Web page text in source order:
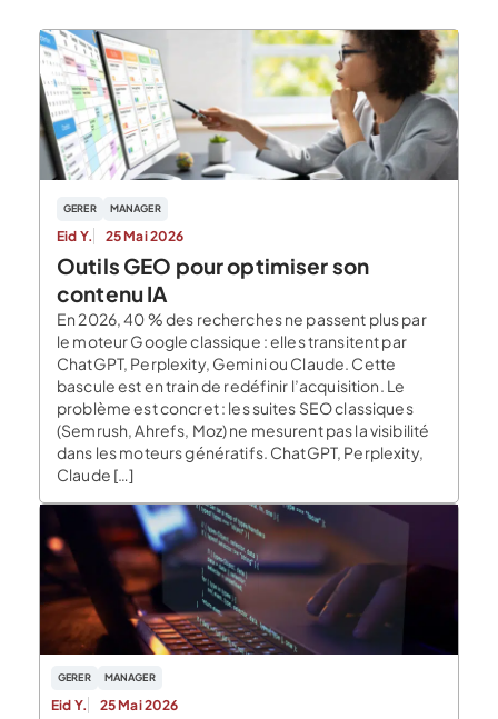
GERER MANAGER
Eid Y. 25 Mai 2026
Outils GEO pour optimiser son
contenu IA
En 2026, 40 % des recherches ne passent plus par
le moteur Google classique : elles transitent par
ChatGPT, Perplexity, Gemini ou Claude. Cette
bascule est en train de redéfinir l’acquisition. Le
problème est concret : les suites SEO classiques
(Semrush, Ahrefs, Moz) ne mesurent pas la visibilité
dans les moteurs génératifs. ChatGPT, Perplexity,
Claude […]
GERER MANAGER
Eid Y. 25 Mai 2026